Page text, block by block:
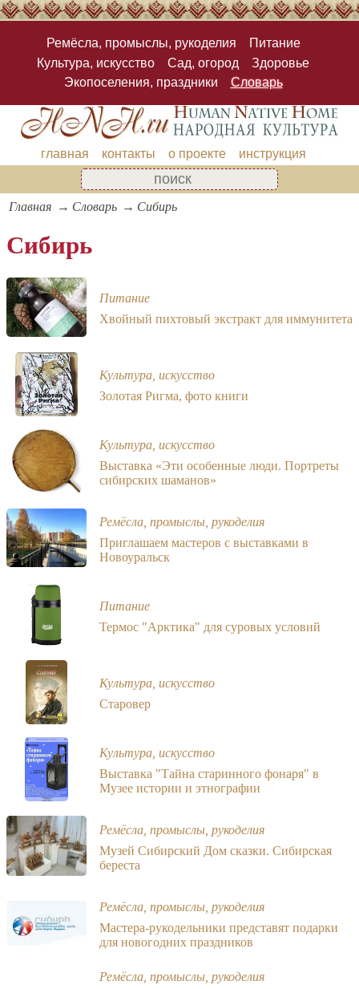
Ремёсла, промыслы, рукоделия
Питание
Культура, искусство
Сад, огород
Здоровье
Экопоселения, праздники
Словарь
главная контакты о проекте инструкция
Главная Словарь Сибирь
Сибирь
Питание
Хвойный пихтовый экстракт для иммунитета
Культура, искусство
Золотая Ригма, фото книги
Культура, искусство
Выставка «Эти особенные люди. Портреты
сибирских шаманов»
Ремёсла, промыслы, рукоделия
Приглашаем мастеров с выставками в
Новоуральск
Питание
Термос "Арктика" для суровых условий
Культура, искусство
Старовер
Культура, искусство
Выставка "Тайна старинного фонаря" в
Музее истории и этнографии
Ремёсла, промыслы, рукоделия
Музей Сибирский Дом сказки. Сибирская
береста
Ремёсла, промыслы, рукоделия
Мастера-рукодельники представят подарки
для новогодних праздников
Ремёсла, промыслы, рукоделия